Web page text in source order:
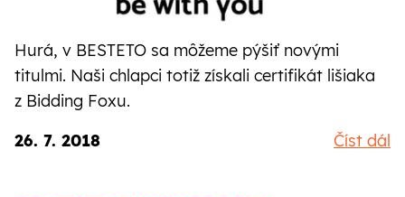
Hurá, v BESTETO sa môžeme pýšiť novými
titulmi. Naši chlapci totiž získali certifikát lišiaka
z Bidding Foxu.
26. 7. 2018
Číst dál